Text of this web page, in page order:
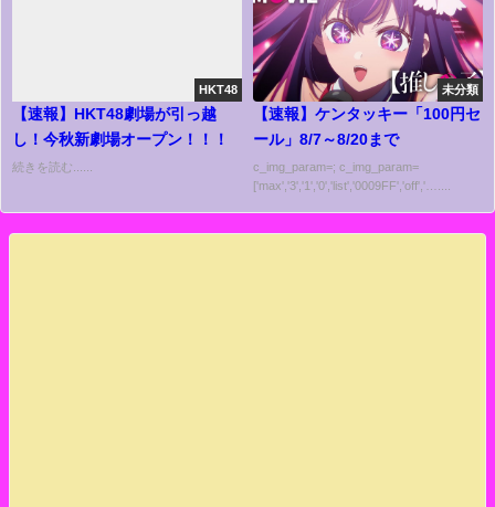
HKT48
【速報】HKT48劇場が引っ越
し！今秋新劇場オープン！！！
続きを読む......
未分類
【速報】ケンタッキー「100円セ
ール」8/7～8/20まで
c_img_param=; c_img_param=
['max','3','1','0','list','0009FF','off','…....